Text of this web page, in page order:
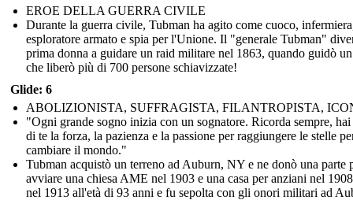
EROE DELLA GUERRA CIVILE
Durante la guerra civile, Tubman ha agito come cuoco,
esploratore armato e spia per l'Unione. Il "generale Tubman"
prima donna a guidare un raid militare nel 1863, quando guidò
che liberò più di 700 persone schiavizzate!
Glide: 6
ABOLIZIONISTA, SUFFRAGISTA, FILANTROPISTA,
"Ogni grande sogno inizia con un sognatore. Ricorda sempre,
di te la forza, la pazienza e la passione per raggiungere le stelle
cambiare il mondo."
Tubman acquistò un terreno ad Auburn, NY e ne donò una parte
avviare una chiesa AME nel 1903 e una casa per anziani nel
nel 1913 all'età di 93 anni e fu sepolta con gli onori militari ad